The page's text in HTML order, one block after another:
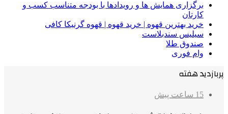
برگزاری همایش ها و رویدادها با بودجه متناسب کسب و
کارتان
خرید بهترین قهوه | خرید قهوه | قهوه گرنیکا کافی
سیلیس سندبلاست
صندوق طلا
وام فوری
پربازدید هفته
15 ساعت پیش